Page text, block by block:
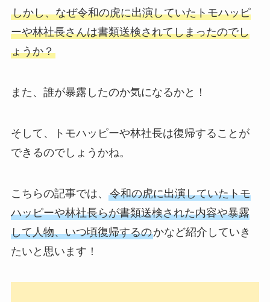
しかし、なぜ令和の虎に出演していたトモハッピ
ーや林社長さんは書類送検されてしまったのでし
ょうか？
また、誰が暴露したのか気になるかと！
そして、トモハッピーや林社長は復帰することが
できるのでしょうかね。
こちらの記事では、 令和の虎に出演していたトモ
ハッピーや林社長らが書類送検された内容や暴露
して人物、いつ頃復帰するのかなど紹介していき
たいと思います！